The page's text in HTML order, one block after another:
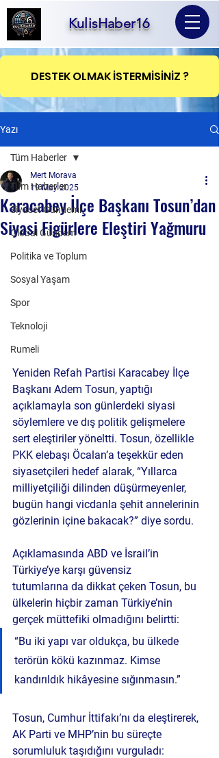
KulisHaber16
DESTEK OLMAK İSTERMİSİNİZ ?
Yazı
Tüm Haberler
Siyaset Gündemi
Global Gündem
Politika ve Toplum
Sosyal Yaşam
Spor
Teknoloji
Rumeli
Tüm Haberler
Karacabey İlçe Başkanı Tosun’dan
Siyasi Figürlere Eleştiri Yağmuru
Mert Morava
19 May 2025
Yeniden Refah Partisi Karacabey İlçe
Başkanı Adem Tosun, yaptığı
açıklamayla son günlerdeki siyasi
söylemlere ve dış politik gelişmelere
sert eleştiriler yöneltti. Tosun, özellikle
PKK elebaşı Öcalan’a teşekkür eden
siyasetçileri hedef alarak, “Yıllarca
milliyetçiliği dilinden düşürmeyenler,
bugün hangi vicdanla şehit annelerinin
gözlerinin içine bakacak?” diye sordu.
Açıklamasında ABD ve İsrail’in
Türkiye’ye karşı güvensiz
tutumlarına da dikkat çeken Tosun, bu
ülkelerin hiçbir zaman Türkiye’nin
gerçek müttefiki olmadığını belirtti:
“Bu iki yapı var oldukça, bu ülkede
terörün kökü kazınmaz. Kimse
kandırıldık hikâyesine sığınmasın.”
Tosun, Cumhur İttifakı’nı da eleştirerek,
AK Parti ve MHP’nin bu süreçte
sorumluluk taşıdığını vurguladı: